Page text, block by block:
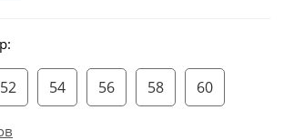
52 54 56 58 60